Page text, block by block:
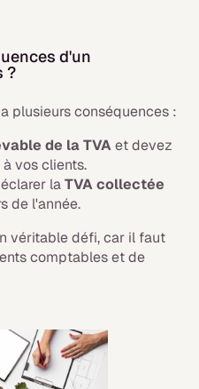
d'un
?
plusieurs conséquences :
de la TVAet devez
vos clients.
laTVA collectée
de l'année.
véritable défi, car il faut
comptables et de